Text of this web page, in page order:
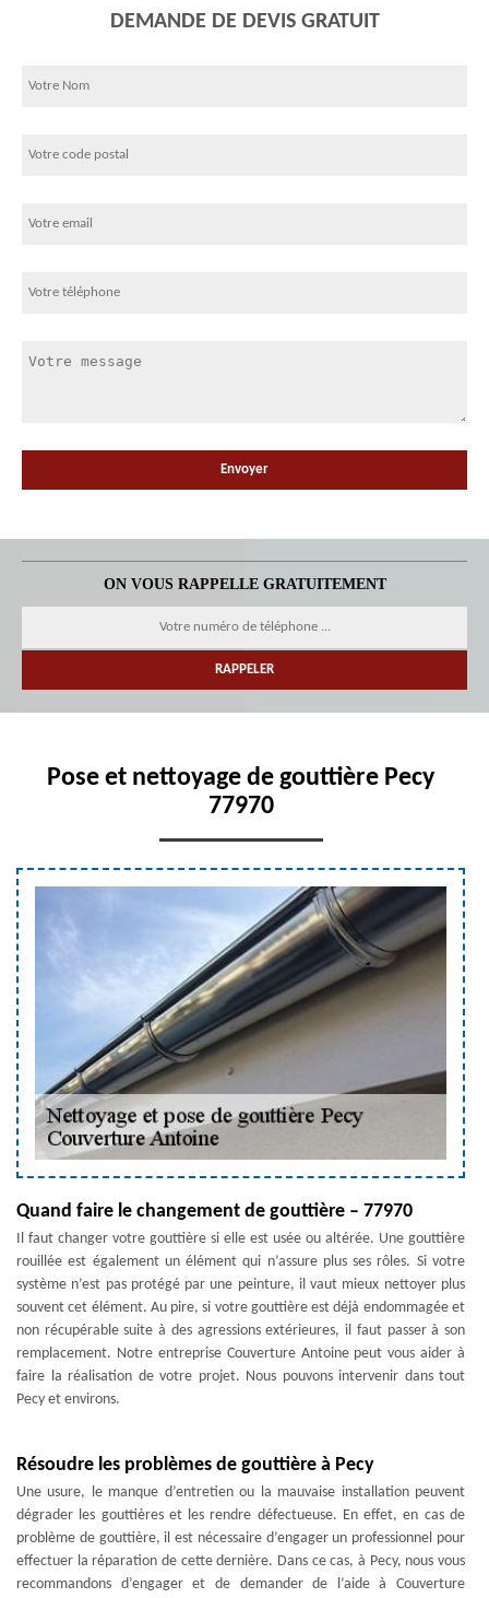
DEMANDE DE DEVIS GRATUIT
ON VOUS RAPPELLE GRATUITEMENT
Pose et nettoyage de gouttière Pecy
77970
Quand faire le changement de gouttière – 77970
Il faut changer votre gouttière si elle est usée ou altérée. Une gouttière
rouillée est également un élément qui n’assure plus ses rôles. Si votre
système n’est pas protégé par une peinture, il vaut mieux nettoyer plus
souvent cet élément. Au pire, si votre gouttière est déjà endommagée et
non récupérable suite à des agressions extérieures, il faut passer à son
remplacement. Notre entreprise Couverture Antoine peut vous aider à
faire la réalisation de votre projet. Nous pouvons intervenir dans tout
Pecy et environs.
Résoudre les problèmes de gouttière à Pecy
Une usure, le manque d’entretien ou la mauvaise installation peuvent
dégrader les gouttières et les rendre défectueuse. En effet, en cas de
problème de gouttière, il est nécessaire d’engager un professionnel pour
effectuer la réparation de cette dernière. Dans ce cas, à Pecy, nous vous
recommandons d’engager et de demander de l’aide à Couverture